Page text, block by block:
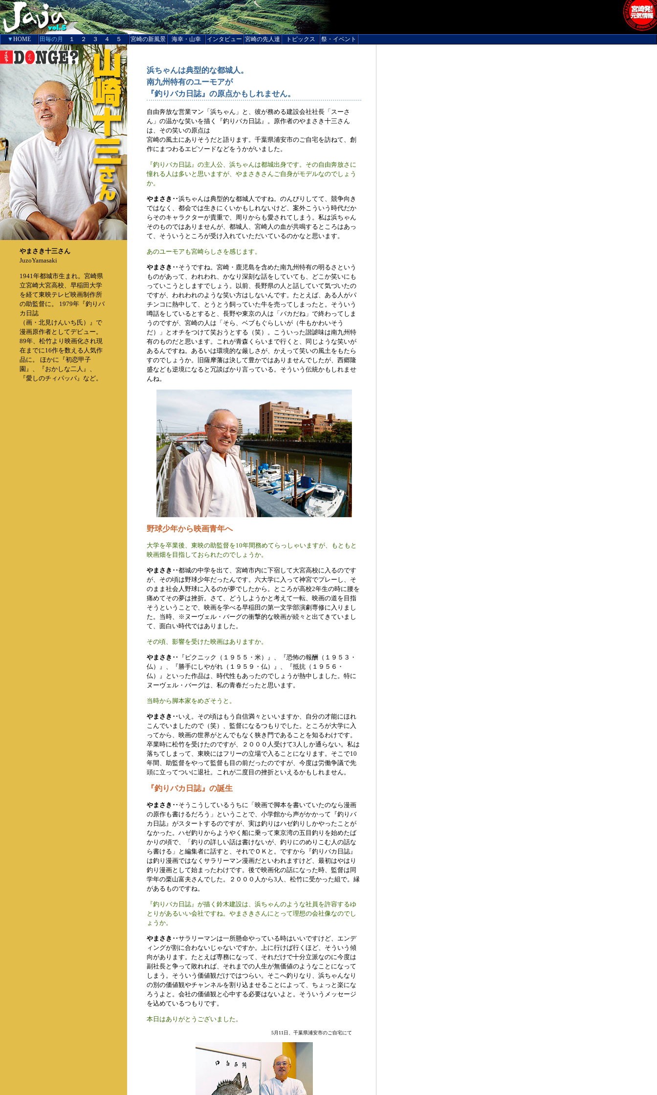
▼HOME 田毎の月 １ ２ ３ ４ ５ 宮崎の新風景 海幸・山幸 インタビュー 宮崎の先人達 トピックス 祭・イベント
やまさき十三さん
JuzoYamasaki
1941年都城市生まれ。宮崎県
立宮崎大宮高校、早稲田大学
を経て東映テレビ映画制作所
の助監督に。 1979年『釣りバ
カ日誌
（画・北見けんいち氏）』で
漫画原作者としてデビュー。
89年、松竹より映画化され現
在までに16作を数える人気作
品に。 ほかに『初恋甲子
園』、『おかしな二人』、
『愛しのチィパッパ』など。
浜ちゃんは典型的な都城人。
南九州特有のユーモアが
『釣りバカ日誌』の原点かもしれません。
自由奔放な営業マン「浜ちゃん」と、彼が務める建設会社社長「スーさ
ん」の温かな笑いを描く『釣りバカ日誌』。原作者のやまさき十三さん
は、その笑いの原点は
宮崎の風土にありそうだと語ります。千葉県浦安市のご自宅を訪ねて、創
作にまつわるエピソードなどをうかがいました。
『釣りバカ日誌』の主人公、浜ちゃんは都城出身です。その自由奔放さに
憧れる人は多いと思いますが、やまさきさんご自身がモデルなのでしょう
か。
やまさき‥浜ちゃんは典型的な都城人ですね。のんびりしてて、競争向き
ではなく、都会では生きにくいかもしれないけど、案外こういう時代だか
らそのキャラクターが貴重で、周りからも愛されてしまう。私は浜ちゃん
そのものではありませんが、都城人、宮崎人の血が共鳴するところはあっ
て、そういうところが受け入れていただいているのかなと思います。
あのユーモアも宮崎らしさを感じます。
やまさき‥ そうですね。宮崎・鹿児島を含めた南九州特有の明るさという
ものがあって、われわれ、かなり深刻な話をしていても、どこか笑いにも
っていこうとしますでしょう。以前、長野県の人と話していて気づいたの
ですが、われわれのような笑い方はしないんです。たとえば、ある人がパ
チンコに熱中して、とうとう飼っていた牛を売ってしまったと。そういう
噂話をしているとすると、長野や東京の人は「バカだね」で終わってしま
うのですが、宮崎の人は「そら、ベブもぐらしいが（牛もかわいそう
だ）」とオチをつけて笑おうとする（笑）。こういった諧謔味は南九州特
有のものだと思います。これが青森くらいまで行くと、同じような笑いが
あるんですね。あるいは環境的な厳しさが、かえって笑いの風土をもたら
すのでしょうか。旧薩摩藩は決して豊かではありませんでしたが、西郷隆
盛なども逆境になると冗談ばかり言っている。そういう伝統かもしれませ
んね。
野球少年から映画青年へ
大学を卒業後、東映の助監督を10年間務めてらっしゃいますが、もともと
映画畑を目指しておられたのでしょうか。
やまさき‥都城の中学を出て、宮崎市内に下宿して大宮高校に入るのです
が、その頃は野球少年だったんです。六大学に入って神宮でプレーし、そ
のまま社会人野球に入るのが夢でしたから。ところが高校2年生の時に腰を
痛めてその夢は挫折。さて、どうしようかと考えて一転、映画の道を目指
そうということで、映画を学べる早稲田の第一文学部演劇専修に入りまし
た。当時、※ヌーヴェル・バーグの衝撃的な映画が続々と出てきていまし
て、面白い時代ではありました。
その頃、影響を受けた映画はありますか。
やまさき‥
『ピクニック（１９５５・米）』、『恐怖の報酬（１９５３・
仏）』、『勝手にしやがれ（１９５９・仏）』、『抵抗（１９５６・
仏）』といった作品は、時代性もあったのでしょうが熱中しました。特に
ヌーヴェル・バーグは、私の青春だったと思います。
当時から脚本家をめざそうと。
やまさき‥ いえ。その頃はもう自信満々といいますか、自分の才能にほれ
こんでいましたので（笑）、監督になるつもりでした。ところが大学に入
ってから、映画の世界がとんでもなく狭き門であることを知るわけです。
卒業時に松竹を受けたのですが、２０００人受けて3人しか通らない。私は
落ちてしまって、東映にはフリーの立場で入ることになります。そこで10
年間、助監督をやって監督も目の前だったのですが、今度は労働争議で先
頭に立ってついに退社。これが二度目の挫折といえるかもしれません。
『釣りバカ日誌』の誕生
やまさき‥ そうこうしているうちに「映画で脚本を書いていたのなら漫画
の原作も書けるだろう」ということで、小学館から声がかかって『釣りバ
カ日誌』がスタートするのですが、実は釣りはハゼ釣りしかやったことが
なかった。ハゼ釣りからようやく船に乗って東京湾の五目釣りを始めたば
かりの頃で、「釣りの詳しい話は書けないが、釣りにのめりこむ人の話な
ら書ける」と編集者に話すと、それでＯＫと。ですから『釣りバカ日誌』
は釣り漫画ではなくサラリーマン漫画だといわれますけど、最初はやはり
釣り漫画として始まったわけです。後で映画化の話になった時、監督は同
学年の栗山富夫さんでした。２０００人から3人、松竹に受かった組で。縁
があるものですね。
『釣りバカ日誌』が描く鈴木建設は、浜ちゃんのような社員を許容するゆ
とりがあるいい会社ですね。やまさきさんにとって理想の会社像なのでし
ょうか。
やまさき‥サラリーマンは一所懸命やっている時はいいですけど、エンデ
ィングが割に合わないじゃないですか。上に行けば行くほど、そういう傾
向があります。たとえば専務になって、それだけで十分立派なのに今度は
副社長と争って敗れれば、それまでの人生が無価値のようなことになって
しまう。そういう価値観だけではつらい。そこへ釣りなり、浜ちゃんなり
の別の価値観やチャンネルを割り込ませることによって、ちょっと楽にな
ろうよと。会社の価値観と心中する必要はないよと。そういうメッセージ
を込めているつもりです。
本日はありがとうございました。
5月11日、千葉県浦安市のご自宅にて